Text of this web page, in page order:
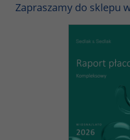
Zapraszamy do sklepu